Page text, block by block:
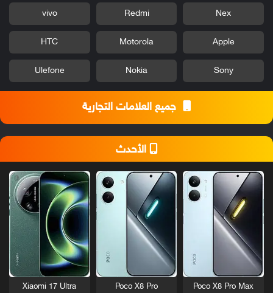
Nex
Redmi
vivo
Apple
Motorola
HTC
Sony
Nokia
Ulefone
جميع العلامات التجارية
الأحدث
Poco X8 Pro Max
Poco X8 Pro
Xiaomi 17 Ultra